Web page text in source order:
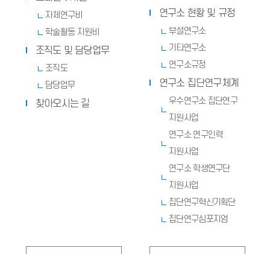
자체연구비
학술활동 지원비
조직도 및 담당업무
조직도
담당업무
찾아오시는 길
연구소 현황 및 규정
부설연구소
기타연구소
연구소규정
연구소 집단연구체계
우수연구소 집단연구
지원사업
연구소 연구인력
지원사업
연구소 학생연구단
지원사업
집단연구혁신기획단
집단연구심포지엄